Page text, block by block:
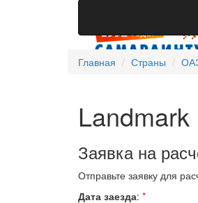
Главная Страны
Заявка на
Отправьте заявку для
Дата заезда: *